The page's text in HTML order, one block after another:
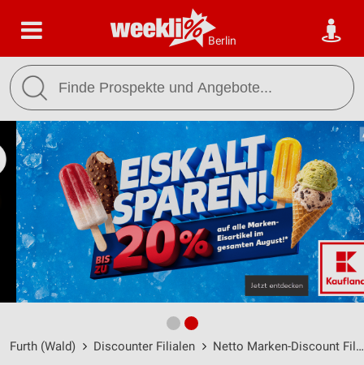
Berlin
Furth (Wald) Discounter Filialen Netto Marken-Discount Filialen